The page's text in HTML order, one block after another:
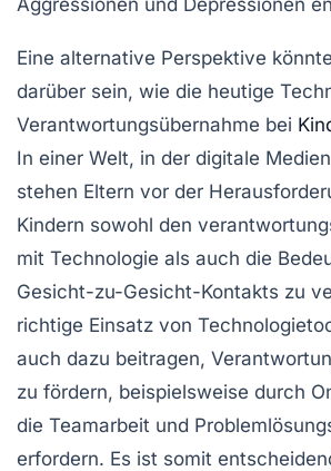
Eine alternative Perspektive
darüber sein, wie die heutige
Verantwortungsübernahme bei
In einer Welt, in der digitale
stehen Eltern vor der
Kindern sowohl den
mit Technologie als auch die
Gesicht-zu-Gesicht-Kontakts zu
richtige Einsatz von
auch dazu beitragen,
zu fördern, beispielsweise durch
die Teamarbeit und
erfordern. Es ist somit